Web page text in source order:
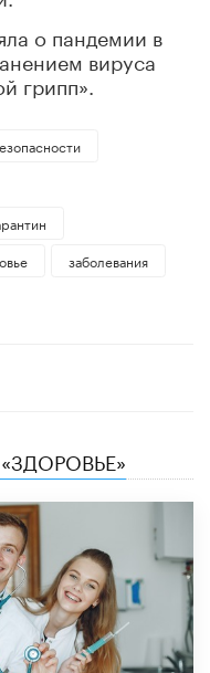
о пандемии в
вируса
грипп».
заболевания